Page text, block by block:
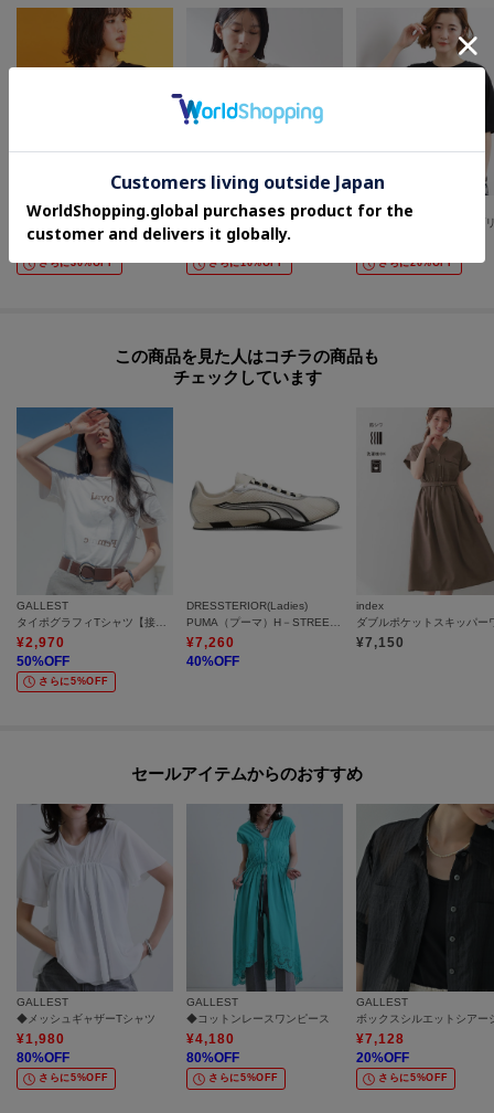
THE SHOP TK(Women)
【ひんやり/UV/洗濯機OK】袖シアーTシャツ
2,970
さらに30%OFF
THE SHOP TK(Women)
¥ 2,989
さらに10%OFF
grove
さらに20%OFF
この商品を見た人はコチラの商品も
チェックしています
GALLEST
¥2,970
50%OFF
さらに5%OFF
DRESSTERIOR(Ladies)
¥7,260
40%OFF
index
¥7,150
セールアイテムからのおすすめ
GALLEST
◆メッシュギャザーTシャツ
¥1,980
80%OFF
さらに5%OFF
GALLEST
◆コットンレースワンピース
¥4,180
80%OFF
さらに5%OFF
GALLEST
¥7,128
20%OFF
さらに5%OFF